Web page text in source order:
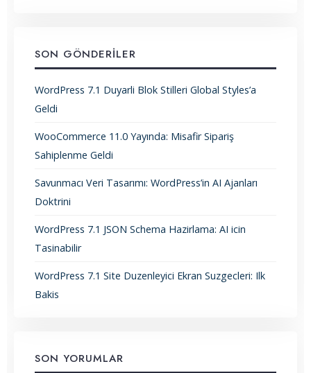
SON GÖNDERILER
WordPress 7.1 Duyarli Blok Stilleri Global Styles’a
Geldi
WooCommerce 11.0 Yayında: Misafir Sipariş
Sahiplenme Geldi
Savunmacı Veri Tasarımı: WordPress’in AI Ajanları
Doktrini
WordPress 7.1 JSON Schema Hazirlama: AI icin
Tasinabilir
WordPress 7.1 Site Duzenleyici Ekran Suzgecleri: Ilk
Bakis
SON YORUMLAR